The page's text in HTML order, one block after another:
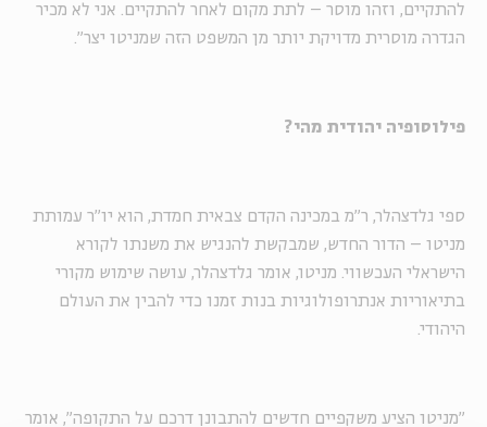
להתקיים, וזהו מוסר – לתת מקום לאחר להתקיים. אני לא מכיר
הגדרה מוסרית מדויקת יותר מן המשפט הזה שמניטו יצר".
פילוסופיה יהודית מהי?
ספי גלדצהלר, ר"מ במכינה הקדם צבאית חמדת, הוא יו"ר עמותת
מניטו – הדור החדש, שמבקשת להנגיש את משנתו לקורא
הישראלי העכשווי. מניטו, אומר גלדצהלר, עושה שימוש מקורי
בתיאוריות אנתרופולוגיות בנות זמנו כדי להבין את העולם
היהודי.
"מניטו הציע משקפיים חדשים להתבונן דרכם על התקופה", אומר